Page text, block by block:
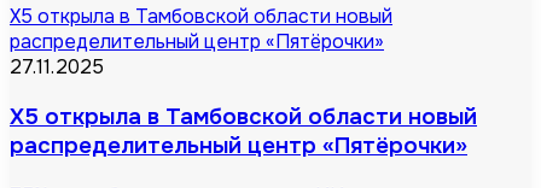
X5 открыла в Тамбовской области новый
распределительный центр «Пятёрочки»
27.11.2025
X5 открыла в Тамбовской области новый
распределительный центр «Пятёрочки»